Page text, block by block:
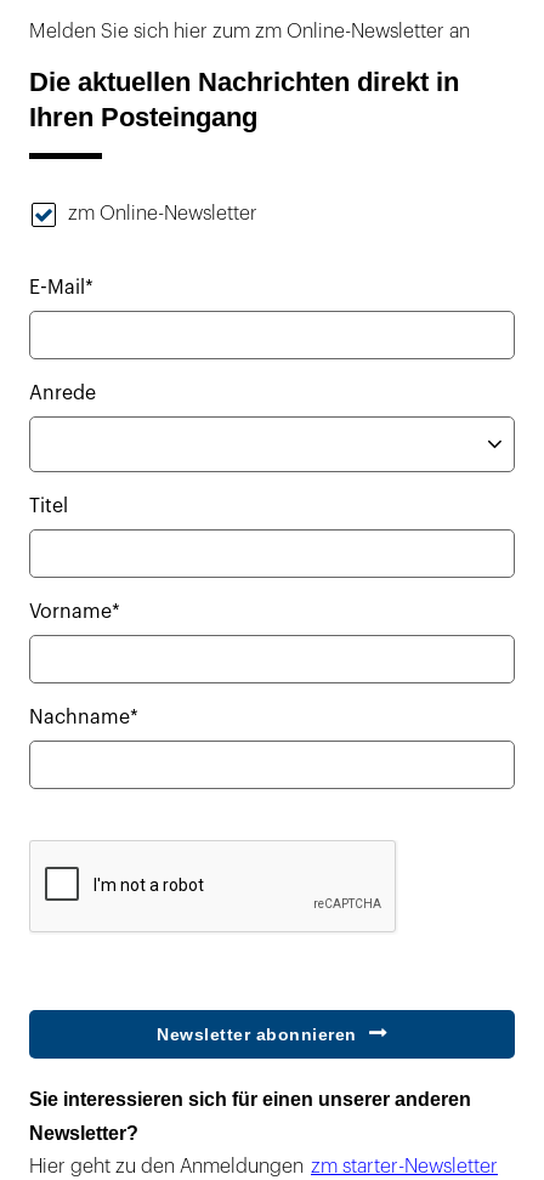
Melden Sie sich hier zum zm Online-Newsletter an
Die aktuellen Nachrichten direkt in
Ihren Posteingang
zm Online-Newsletter
E-Mail*
Anrede
Titel
Vorname*
Nachname*
Newsletter abonnieren
Sie interessieren sich für einen unserer anderen
Newsletter?
Hier geht zu den Anmeldungen zm starter-Newsletter